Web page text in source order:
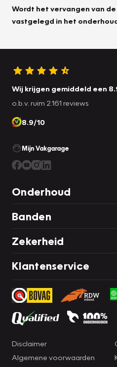
Wordt het vervangen van
vastgelegd in het
Wij krijgen gemiddeld een
o.b.v. ruim 2.161 reviews
8.9/10
Mijn Vakgarage
Onderhoud
Banden
Zekerheid
Klantenservice
Disclaimer
Algemene voorwaarden